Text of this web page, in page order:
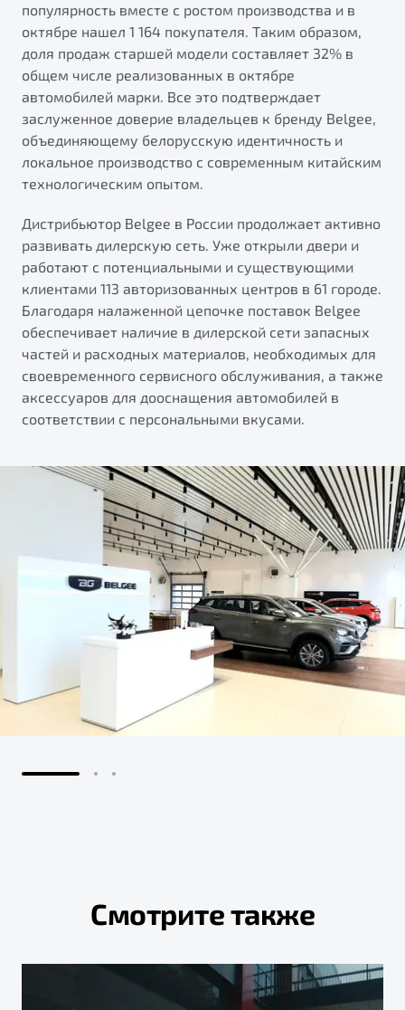
Элегантный и практичный седан
от 1 699 990 ₽*
Обзор В наличии
X70
Универсальный кроссовер
от 2 499 990 ₽*
Обзор В наличии
Узнайте о специальных выгодах при покупке
Подробно
Автомобили в наличии
Автокредит
Спецпредложения
Будьте еще более уверены на дорогах с программой
"Помощь на дорогах"
Запись на сервис
Калькулятор ТО
Клиентская поддержка
популярность вместе с ростом производства и в
октябре нашел 1 164 покупателя. Таким образом,
доля продаж старшей модели составляет 32% в
общем числе реализованных в октябре
автомобилей марки. Все это подтверждает
заслуженное доверие владельцев к бренду Belgee,
объединяющему белорусскую идентичность и
локальное производство с современным китайским
технологическим опытом.
Дистрибьютор Belgee в России продолжает активно
развивать дилерскую сеть. Уже открыли двери и
работают с потенциальными и существующими
клиентами 113 авторизованных центров в 61 городе.
Благодаря налаженной цепочке поставок Belgee
обеспечивает наличие в дилерской сети запасных
частей и расходных материалов, необходимых для
своевременного сервисного обслуживания, а также
аксессуаров для дооснащения автомобилей в
соответствии с персональными вкусами.
Смотрите также